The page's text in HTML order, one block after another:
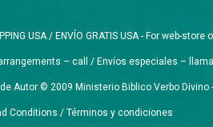
USA / ENVÍO GRATIS USA - For web-
– call / Envíos especiales –
Autor © 2009 Ministerio Biblico Verbo
Conditions / Términos y condiciones